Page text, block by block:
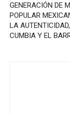
GENERACIÓN DE
POPULAR
LA
CUMBIA Y EL